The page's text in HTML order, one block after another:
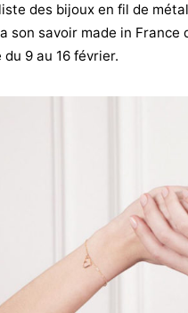
des bijoux en fil de
son savoir made in France
9 au 16 février.